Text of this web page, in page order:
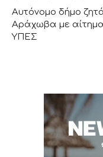
Αυτόνομο δήμο
Αράχωβα με
ΥΠΕΣ